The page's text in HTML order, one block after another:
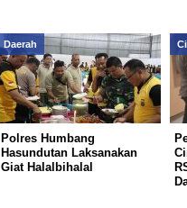
Daerah
Polres Humbang
Hasundutan Laksanakan
Giat Halalbihalal